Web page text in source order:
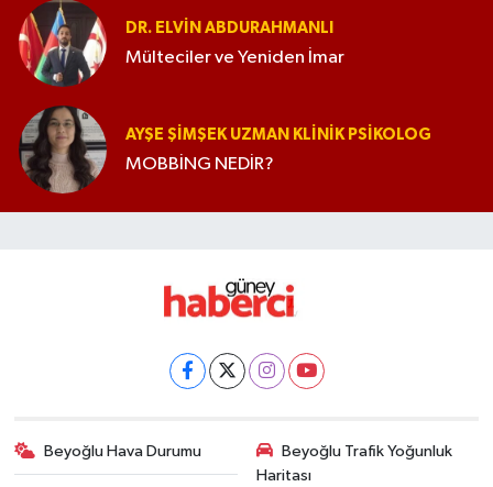
DR. ELVIN ABDURAHMANLI
Mülteciler ve Yeniden İmar
AYŞE ŞIMŞEK UZMAN KLINIK PSIKOLOG
MOBBİNG NEDİR?
Beyoğlu Hava Durumu
Beyoğlu Trafik Yoğunluk
Haritası